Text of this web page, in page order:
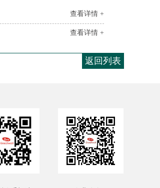
查看详情 +
查看详情 +
返回列表